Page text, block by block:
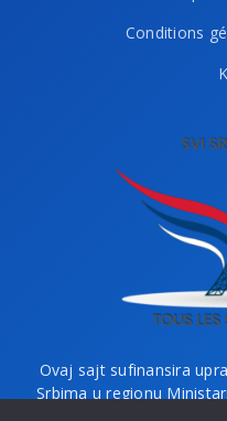
Conditions
Ovaj sajt sufinansira
Srbima u regionu